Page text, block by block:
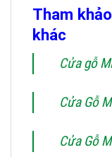
Tham
khác
Cửa gỗ
Cửa Gỗ
Cửa Gỗ